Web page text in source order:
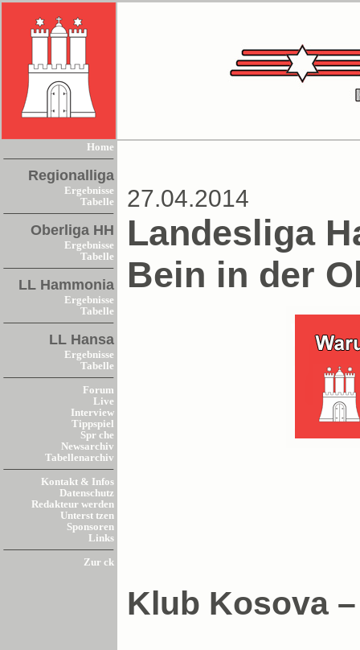
Home
Regionalliga
Ergebnisse
Tabelle
Oberliga HH
Ergebnisse
Tabelle
LL Hammonia
Ergebnisse
Tabelle
LL Hansa
Ergebnisse
Tabelle
Forum
Live
Interview
Tippspiel
Spr che
Newsarchiv
Tabellenarchiv
Kontakt & Infos
Datenschutz
Redakteur werden
Unterst tzen
Sponsoren
Links
Zur ck
27.04.2014
Landesliga
Bein in der
Klub Kosova